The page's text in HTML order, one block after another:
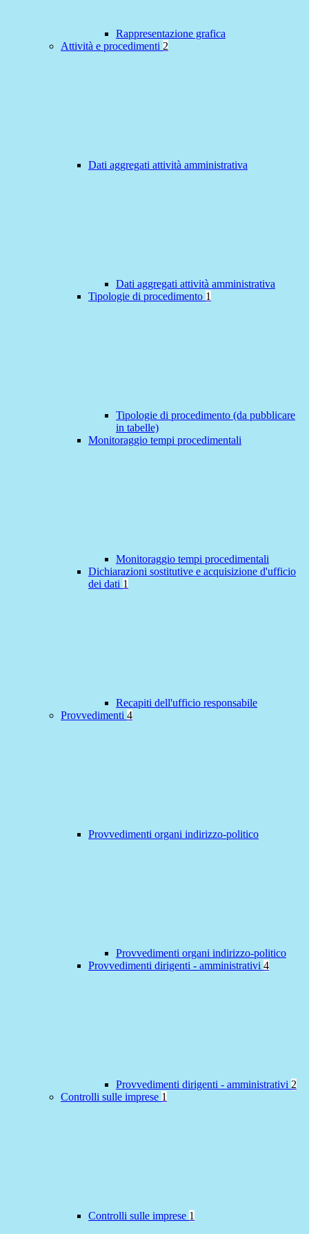
Rappresentazione grafica
Attività e procedimenti 2
Dati aggregati attività amministrativa
Dati aggregati attività amministrativa
Tipologie di procedimento 1
Tipologie di procedimento (da pubblicare
in tabelle)
Monitoraggio tempi procedimentali
Monitoraggio tempi procedimentali
Dichiarazioni sostitutive e acquisizione d'ufficio
dei dati 1
Recapiti dell'ufficio responsabile
Provvedimenti 4
Provvedimenti organi indirizzo-politico
Provvedimenti organi indirizzo-politico
Provvedimenti dirigenti - amministrativi 4
Provvedimenti dirigenti - amministrativi 2
Controlli sulle imprese 1
Controlli sulle imprese 1